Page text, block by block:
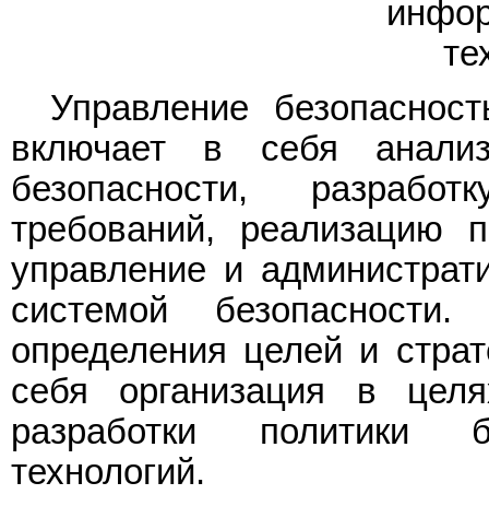
Управление
включает в себя
безопасности,
требований, реализацию
управление и
системой
определения целей и
себя организация в
разработки политики
технологий.